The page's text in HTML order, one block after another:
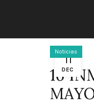
11
DEC
Noticias
16